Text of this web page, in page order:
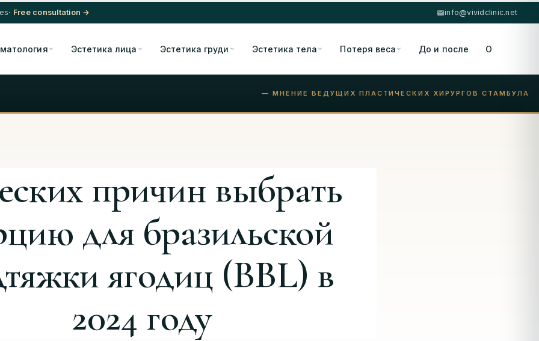
· Free consultation → info@vividclinic.net
Эстетика лица Эстетика груди Эстетика тела Потеря веса До и после О
— МНЕНИЕ ВЕДУЩИХ ПЛАСТИЧЕСКИХ ХИРУРГОВ СТАМБУЛА
причин выбрать
для бразильской
ягодиц (BBL) в
2024 году